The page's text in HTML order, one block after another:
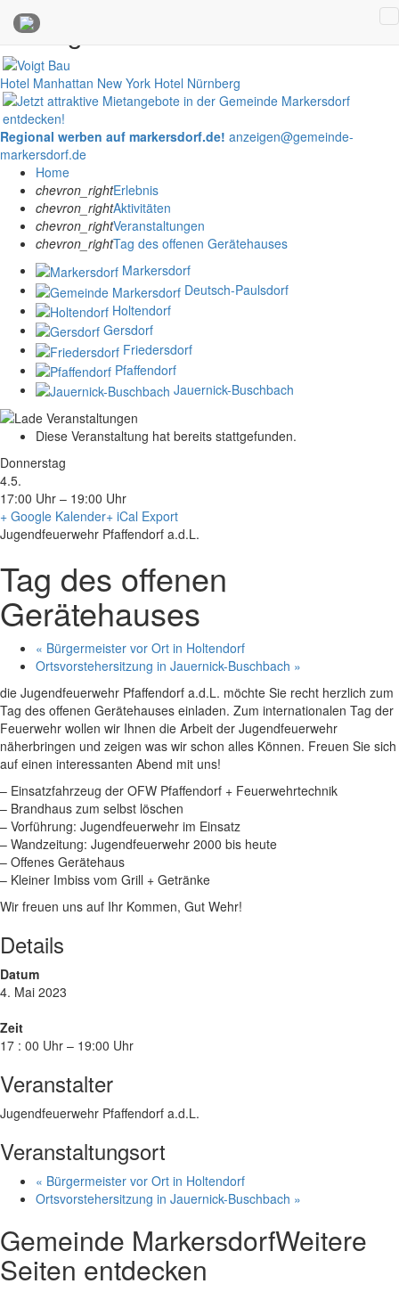
Anzeigen
Hotel Manhattan New York Hotel Nürnberg
Regional werben auf markersdorf.de! anzeigen@gemeinde-
markersdorf.de
Home
chevron_rightErlebnis
chevron_rightAktivitäten
chevron_rightVeranstaltungen
chevron_rightTag des offenen Gerätehauses
Markersdorf
Deutsch-Paulsdorf
Holtendorf
Gersdorf
Friedersdorf
Pfaffendorf
Jauernick-Buschbach
Diese Veranstaltung hat bereits stattgefunden.
Donnerstag
4.5.
17:00 Uhr – 19:00 Uhr
+ Google Kalender+ iCal Export
Jugendfeuerwehr Pfaffendorf a.d.L.
Tag des offenen
Gerätehauses
« Bürgermeister vor Ort in Holtendorf
Ortsvorstehersitzung in Jauernick-Buschbach »
die Jugendfeuerwehr Pfaffendorf a.d.L. möchte Sie recht herzlich zum
Tag des offenen Gerätehauses einladen. Zum internationalen Tag der
Feuerwehr wollen wir Ihnen die Arbeit der Jugendfeuerwehr
näherbringen und zeigen was wir schon alles Können. Freuen Sie sich
auf einen interessanten Abend mit uns!
– Einsatzfahrzeug der OFW Pfaffendorf + Feuerwehrtechnik
– Brandhaus zum selbst löschen
– Vorführung: Jugendfeuerwehr im Einsatz
– Wandzeitung: Jugendfeuerwehr 2000 bis heute
– Offenes Gerätehaus
– Kleiner Imbiss vom Grill + Getränke
Wir freuen uns auf Ihr Kommen, Gut Wehr!
Details
Datum
4. Mai 2023
Zeit
17 : 00 Uhr – 19:00 Uhr
Veranstalter
Jugendfeuerwehr Pfaffendorf a.d.L.
Veranstaltungsort
« Bürgermeister vor Ort in Holtendorf
Ortsvorstehersitzung in Jauernick-Buschbach »
Gemeinde MarkersdorfWeitere
Seiten entdecken